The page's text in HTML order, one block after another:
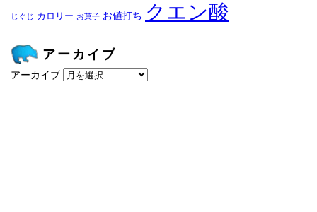
じぐじ カロリー お菓子 お値打ち クエン酸
アーカイブ
アーカイブ